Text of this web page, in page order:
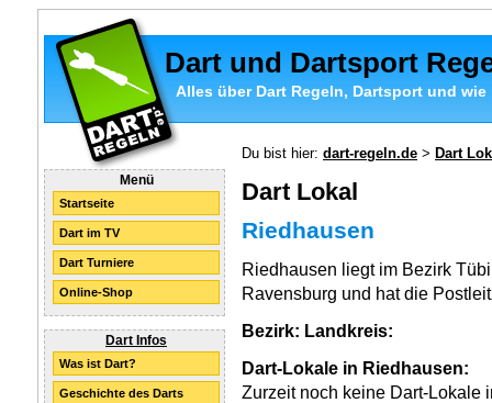
Dart und Dartsport
Alles über Dart Regeln, Dartsport und wie
Menü
Startseite
Dart im TV
Dart Turniere
Online-Shop
Dart Infos
Was ist Dart?
Geschichte des Darts
Du bist hier: dart-regeln.de > Dart
Dart Lokal
Riedhausen
Riedhausen liegt im Bezirk
Ravensburg und hat die
Bezirk: Landkreis:
Dart-Lokale in Riedhausen:
Zurzeit noch keine Dart-Lokale